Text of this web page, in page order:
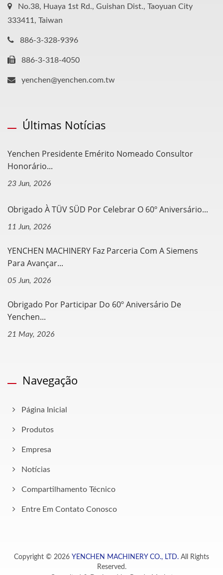
No.38, Huaya 1st Rd., Guishan Dist., Taoyuan City
333411, Taiwan
886-3-328-9396
886-3-318-4050
yenchen@yenchen.com.tw
Últimas Notícias
Yenchen Presidente Emérito Nomeado Consultor
Honorário...
23 Jun, 2026
Obrigado À TÜV SÜD Por Celebrar O 60º Aniversário...
11 Jun, 2026
YENCHEN MACHINERY Faz Parceria Com A Siemens
Para Avançar...
05 Jun, 2026
Obrigado Por Participar Do 60º Aniversário De
Yenchen...
21 May, 2026
Navegação
Página Inicial
Produtos
Empresa
Notícias
Compartilhamento Técnico
Entre Em Contato Conosco
Copyright © 2026 YENCHEN MACHINERY CO., LTD. All Rights
Reserved.